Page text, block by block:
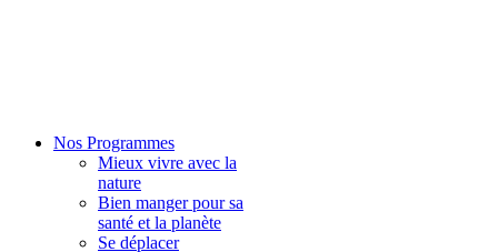
Nos Programmes
Mieux vivre avec la
nature
Bien manger pour sa
santé et la planète
Se déplacer